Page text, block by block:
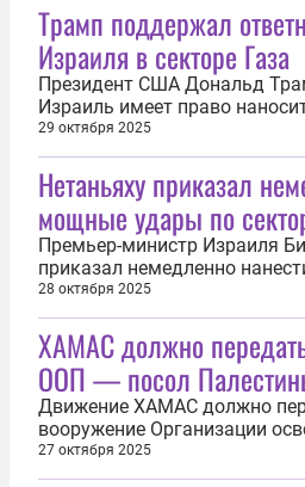
Трамп поддержал
Израиля в секторе Газа
Президент США Дональд
Израиль имеет право
по палестинскому движению
Соответствующее
в беседе с журналистами по
«Они убили израильского
израильтяне нанесли
следовало...
29 октября 2025
Нетаньяху приказал
мощные удары по
Премьер-министр Израиля
приказал немедленно
сектору Газа. Об этом 28
канцелярия правительства
государства. «После
вопросам безопасности
военному руководству
28 октября 2025
ХАМАС должно
ООП — посол
Движение ХАМАС должно
вооружение Организации
Палестины (ООП) для
палестинской власти. Об
27 октября 2025